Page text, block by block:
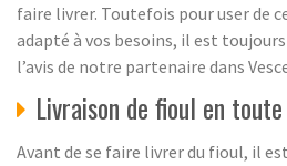
faire livrer. Toutefois pour user de
adapté à vos besoins, il est
l’avis de notre partenaire dans
Livraison de fioul en
Avant de se faire livrer du fioul, il